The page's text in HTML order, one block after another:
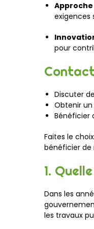
exigences
pour
Discuter
Obtenir
Bénéficier
Faites le
bénéficier de
1.
Dans les
les travaux